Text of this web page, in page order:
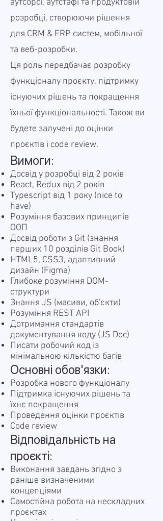
аутсорсі, аутстафі та продуктовій
розробці, створюючи рішення
для CRM & ERP систем, мобільної
та веб-розробки.
Ця роль передбачає розробку
функціоналу проєкту, підтримку
існуючих рішень та покращення
їхньої функціональності. Також ви
будете залучені до оцінки
проєктів і code review.
Вимоги:
Досвід у розробці від 2 років
React, Redux від 2 років
Typescript від 1 року (nice to
have)
Розуміння базових принципів
ООП
Досвід роботи з Git (знання
перших 10 розділів Git Book)
HTML5, CSS3, адаптивний
дизайн (Figma)
Глибоке розуміння DOM-
структури
Знання JS (масиви, об'єкти)
Розуміння REST API
Дотримання стандартів
документування коду (JS Doc)
Писати робочий код із
мінімальною кількістю багів
Основні обов'язки:
Розробка нового функціоналу
Підтримка існуючих рішень та
їхнє покращення
Проведення оцінки проєктів
Code review
Відповідальність на
проєкті:
Виконання завдань згідно з
раніше визначеними
концепціями
Самостійна робота на нескладних
проєктах